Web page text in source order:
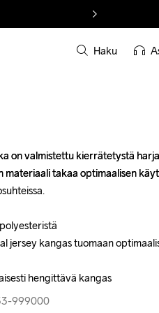
Haku
on valmistettu kierrätetystä
materiaali takaa optimaalisen
jersey kangas tuomaan
hengittävä kangas
999000
on valmistettu kierrätetystä
materiaali takaa optimaalisen
jersey kangas tuomaan
hengittävä kangas
999000